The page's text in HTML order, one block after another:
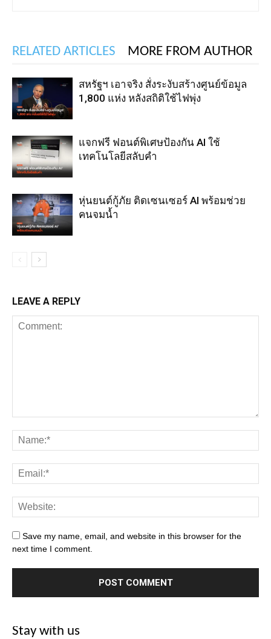
RELATED ARTICLES MORE FROM AUTHOR
สหรัฐฯ เอาจริง สั่งระงับสร้างศูนย์ข้อมูล
1,800 แห่ง หลังสถิติใช้ไฟพุ่ง
แจกฟรี ฟอนต์พิเศษป้องกัน AI ใช้
เทคโนโลยีสลับคำ
หุ่นยนต์กู้ภัย ติดเซนเซอร์ AI พร้อมช่วย
คนจมน้ำ
LEAVE A REPLY
Save my name, email, and website in this browser for the
next time I comment.
Stay with us